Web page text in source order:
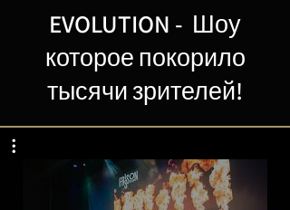
EVOLUTION - Шоу
которое покорило
тысячи зрителей!